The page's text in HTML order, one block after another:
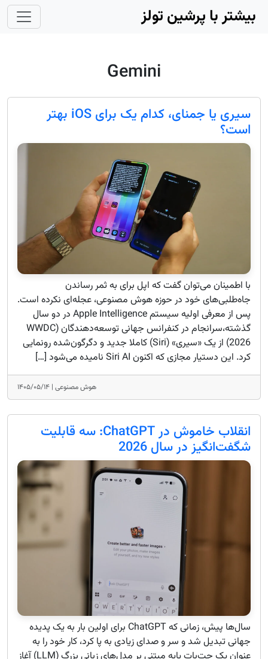
Skip to main content
بیشتر با پرشین تولز
Gemini
سیری یا جمنای، کدام یک برای iOS‌ بهتر
است؟
با اطمینان می‌توان گفت که اپل برای به ثمر رساندن
جاه‌طلبی‌های خود در حوزه هوش مصنوعی، عجله‌ای نکرده است.
پس از معرفی اولیه سیستم Apple Intelligence در دو سال
گذشته،سرانجام در کنفرانس جهانی توسعه‌دهندگان (WWDC
2026) از یک «سیری» (Siri) کاملا جدید و دگرگون‌شده رونمایی
کرد. این دستیار مجازی که اکنون Siri AI نامیده می‌شود […]
هوش مصنوعی | ۱۴۰۵/۰۵/۱۴
انقلاب خاموش در ChatGPT: سه قابلیت
شگفت‌انگیز در سال 2026
سال‌ها پیش، زمانی که ChatGPT برای اولین بار به یک پدیده
جهانی تبدیل شد و سر و صدای زیادی به پا کرد، کار خود را به